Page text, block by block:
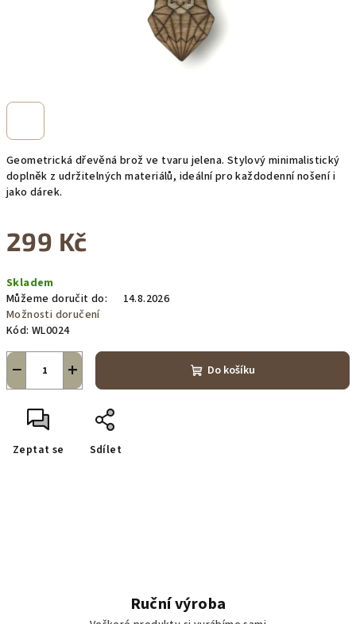
Geometrická dřevěná brož ve tvaru jelena. Stylový minimalistický
doplněk z udržitelných materiálů, ideální pro každodenní nošení i
jako dárek.
299 Kč
cena:
Skladem
Můžeme doručit do:
14.8.2026
Možnosti doručení
Kód: WL0024
+
− Do košíku
Zeptat se Sdílet
Ruční výroba